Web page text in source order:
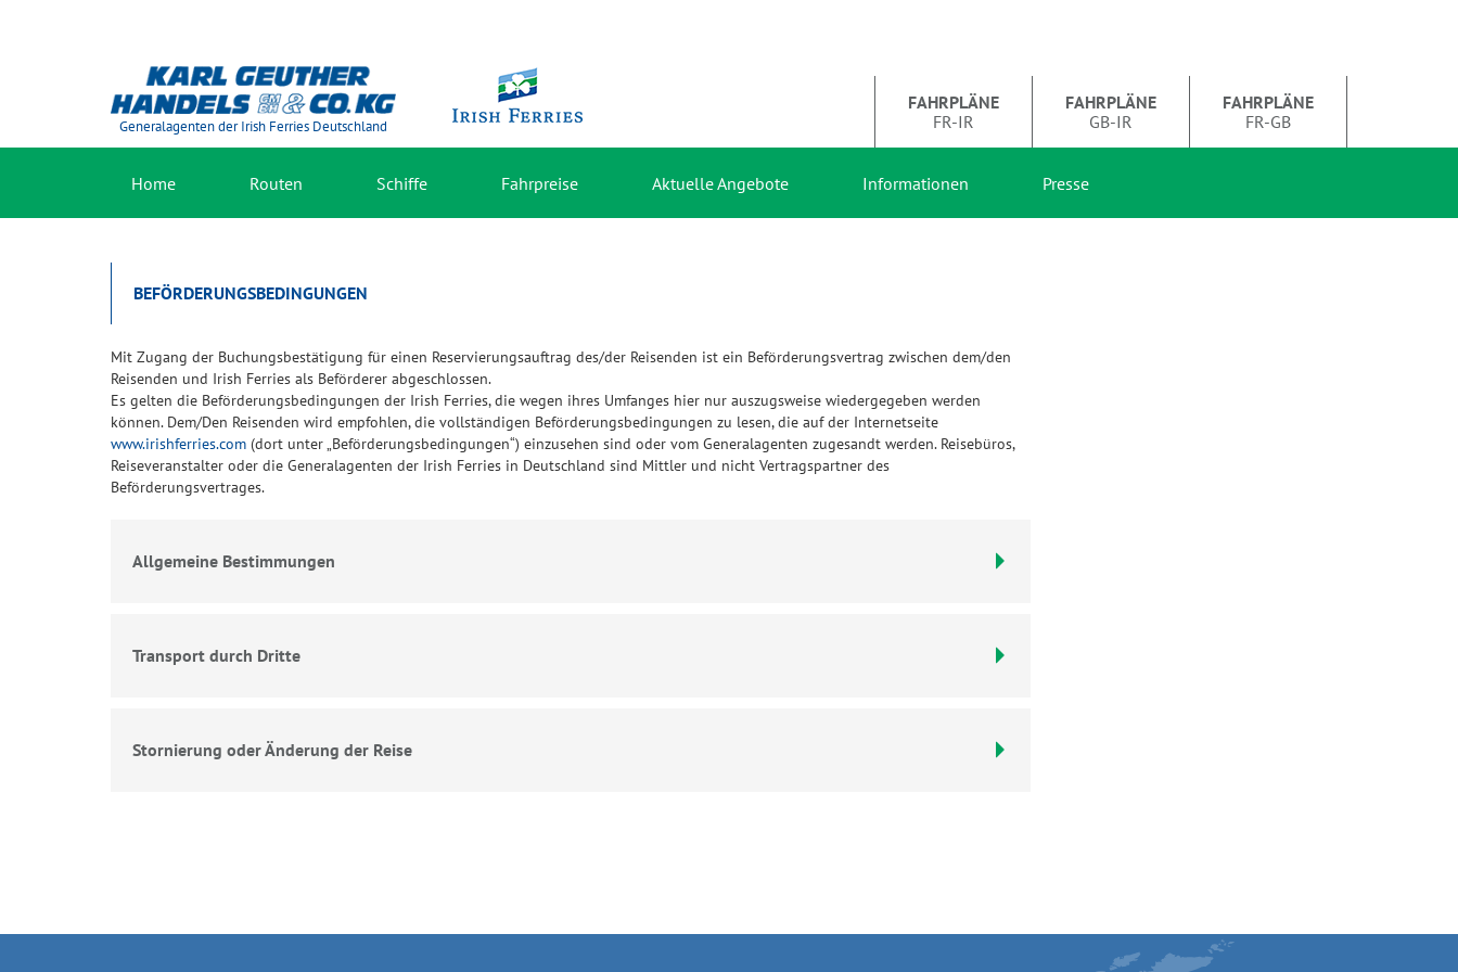
Generalagenten der Irish Ferries Deutschland
FAHRPLÄNE
FR-IR
FAHRPLÄNE
GB-IR
FAHRPLÄNE
FR-GB
Home Routen Schiffe Fahrpreise Aktuelle Angebote Informationen Presse
BEFÖRDERUNGSBEDINGUNGEN
Mit Zugang der Buchungsbestätigung für einen Reservierungsauftrag des/der Reisenden ist ein Beförderungsvertrag zwischen dem/den
Reisenden und Irish Ferries als Beförderer abgeschlossen.
Es gelten die Beförderungsbedingungen der Irish Ferries, die wegen ihres Umfanges hier nur auszugsweise wiedergegeben werden
können. Dem/Den Reisenden wird empfohlen, die vollständigen Beförderungsbedingungen zu lesen, die auf der Internetseite
www.irishferries.com (dort unter „Beförderungsbedingungen“) einzusehen sind oder vom Generalagenten zugesandt werden. Reisebüros,
Reiseveranstalter oder die Generalagenten der Irish Ferries in Deutschland sind Mittler und nicht Vertragspartner des
Beförderungsvertrages.
Allgemeine Bestimmungen
Transport durch Dritte
Stornierung oder Änderung der Reise